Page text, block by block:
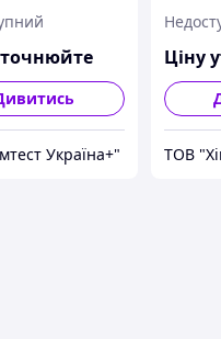
Україна+"
Ціну
ТОВ